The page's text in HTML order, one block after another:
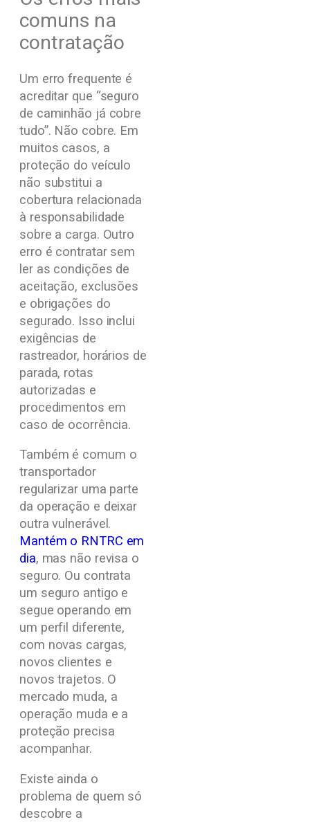
comuns na
contratação
Um erro frequente é
acreditar que “seguro
de caminhão já cobre
tudo”. Não cobre. Em
muitos casos, a
proteção do veículo
não substitui a
cobertura relacionada
à responsabilidade
sobre a carga. Outro
erro é contratar sem
ler as condições de
aceitação, exclusões
e obrigações do
segurado. Isso inclui
exigências de
rastreador, horários de
parada, rotas
autorizadas e
procedimentos em
caso de ocorrência.
Também é comum o
transportador
regularizar uma parte
da operação e deixar
outra vulnerável.
Mantém o RNTRC em
dia, mas não revisa o
seguro. Ou contrata
um seguro antigo e
segue operando em
um perfil diferente,
com novas cargas,
novos clientes e
novos trajetos. O
mercado muda, a
operação muda e a
proteção precisa
acompanhar.
Existe ainda o
problema de quem só
descobre a